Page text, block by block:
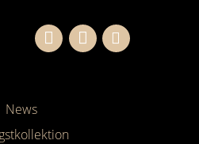
News